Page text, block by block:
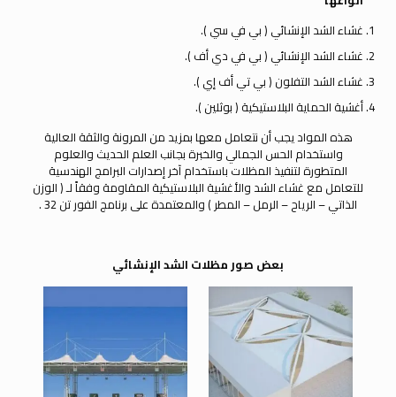
غشاء الشد الإنشائي ( بي في سي ).
غشاء الشد الإنشائي ( بي في دي أف ).
غشاء الشد التفلون ( بي تي أف إي ).
أغشية الحماية البلاستيكية ( بوثلين ).
هذه المواد يجب أن نتعامل معها بمزيد من المرونة والثقة العالية
واستخدام الحس الجمالي والخبرة بجانب العلم الحديث والعلوم
المتطورة لتنفيذ المظلات باستخدام آخر إصدارات البرامج الهندسية
للتعامل مع غشاء الشد والأغشية البلاستيكية المقاومة وفقاً لـ ( الوزن
الذاتي – الرياح – الرمل – المطر ) والمعتمدة على برنامج الفور تن 32 .
بعض صور مظلات الشد الإنشائي